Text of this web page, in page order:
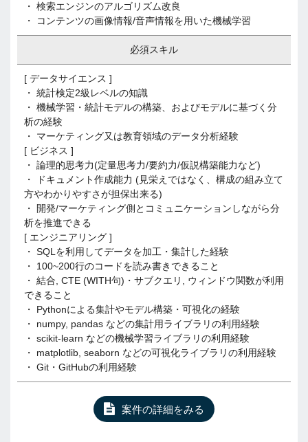
・ 検索エンジンのアルゴリズム改良
・ コンテンツの画像情報/音声情報を用いた機械学習
必須スキル
[ データサイエンス ]
・ 統計検定2級レベルの知識
・ 機械学習・統計モデルの構築、およびモデルに基づく分
析の経験
・ マーケティング又は教育領域のデータ分析経験
[ ビジネス ]
・ 論理的思考力(定量思考力/要約力/仮説構築能力など)
・ ドキュメント作成能力 (見栄えではなく、構成の組み立て
方やわかりやすさが担保出来る)
・ 開発/マーケティング側とコミュニケーションしながら分
析を推進できる
[ エンジニアリング ]
・ SQLを利用してデータを加工・集計した経験
・ 100~200行のコードを読み書きできること
・ 結合, CTE (WITH句)・サブクエリ, ウィンドウ関数が利用
できること
・ Pythonによる集計やモデル構築・可視化の経験
・ numpy, pandas などの集計用ライブラリの利用経験
・ scikit-learn などの機械学習ライブラリの利用経験
・ matplotlib, seaborn などの可視化ライブラリの利用経験
・ Git・GitHubの利用経験
案件の詳細をみる